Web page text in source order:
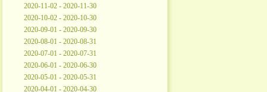
2020-11-02 - 2020-11-30
2020-10-02 - 2020-10-30
2020-09-01 - 2020-09-30
2020-08-01 - 2020-08-31
2020-07-01 - 2020-07-31
2020-06-01 - 2020-06-30
2020-05-01 - 2020-05-31
2020-04-01 - 2020-04-30